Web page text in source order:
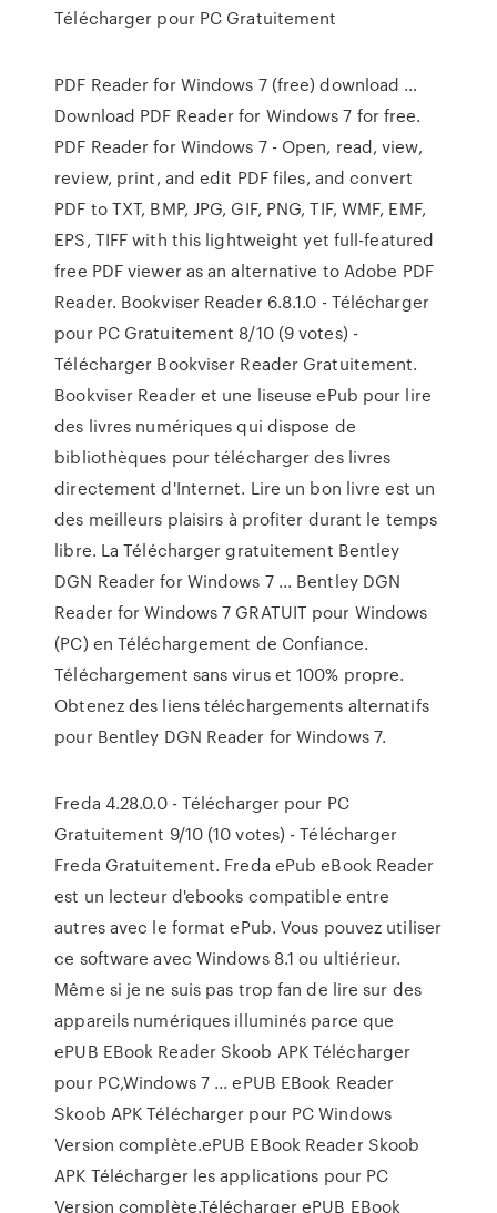
Télécharger pour PC Gratuitement
PDF Reader for Windows 7 (free) download …
Download PDF Reader for Windows 7 for free.
PDF Reader for Windows 7 - Open, read, view,
review, print, and edit PDF files, and convert
PDF to TXT, BMP, JPG, GIF, PNG, TIF, WMF, EMF,
EPS, TIFF with this lightweight yet full-featured
free PDF viewer as an alternative to Adobe PDF
Reader. Bookviser Reader 6.8.1.0 - Télécharger
pour PC Gratuitement 8/10 (9 votes) -
Télécharger Bookviser Reader Gratuitement.
Bookviser Reader et une liseuse ePub pour lire
des livres numériques qui dispose de
bibliothèques pour télécharger des livres
directement d'Internet. Lire un bon livre est un
des meilleurs plaisirs à profiter durant le temps
libre. La Télécharger gratuitement Bentley
DGN Reader for Windows 7 ... Bentley DGN
Reader for Windows 7 GRATUIT pour Windows
(PC) en Téléchargement de Confiance.
Téléchargement sans virus et 100% propre.
Obtenez des liens téléchargements alternatifs
pour Bentley DGN Reader for Windows 7.
Freda 4.28.0.0 - Télécharger pour PC
Gratuitement 9/10 (10 votes) - Télécharger
Freda Gratuitement. Freda ePub eBook Reader
est un lecteur d'ebooks compatible entre
autres avec le format ePub. Vous pouvez utiliser
ce software avec Windows 8.1 ou ultiérieur.
Même si je ne suis pas trop fan de lire sur des
appareils numériques illuminés parce que
ePUB EBook Reader Skoob APK Télécharger
pour PC,Windows 7 ... ePUB EBook Reader
Skoob APK Télécharger pour PC Windows
Version complète.ePUB EBook Reader Skoob
APK Télécharger les applications pour PC
Version complète.Télécharger ePUB EBook